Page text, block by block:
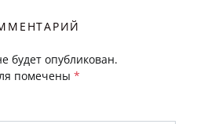
будет опубликован.
помечены *